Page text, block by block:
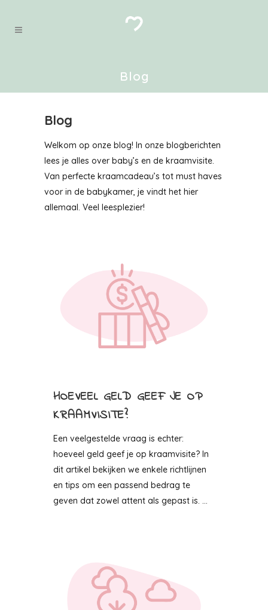
Blog
Blog
Welkom op onze blog! In onze blogberichten
lees je alles over baby’s en de kraamvisite.
Van perfecte kraamcadeau’s tot must haves
voor in de babykamer, je vindt het hier
allemaal. Veel leesplezier!
HOEVEEL GELD GEEF JE OP
KRAAMVISITE?
Een veelgestelde vraag is echter:
hoeveel geld geef je op kraamvisite? In
dit artikel bekijken we enkele richtlijnen
en tips om een passend bedrag te
geven dat zowel attent als gepast is. ...